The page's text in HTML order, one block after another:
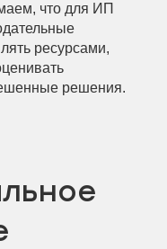
что для ИП
ресурсами,
решения.